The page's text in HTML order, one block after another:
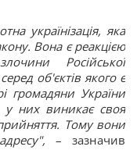
українізація, яка
Вона є реакцією
Російської
об'єктів якого є
громадяни України
у них виникає своя
Тому вони
– зазначив